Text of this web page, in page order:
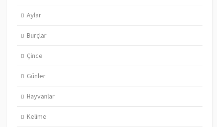
Aylar
Burçlar
Çince
Günler
Hayvanlar
Kelime